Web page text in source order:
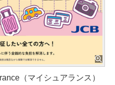
（マイシュアランス）